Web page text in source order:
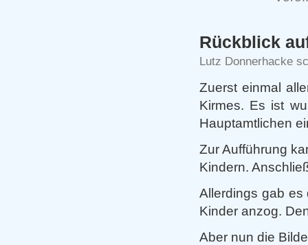
Rückblick
Lutz Donnerhacke
Zuerst einmal
Kirmes. Es ist
Hauptamtlichen
Zur Aufführung
Kindern.
Allerdings gab es
Kinder anzog.
Aber nun die